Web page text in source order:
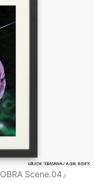
Scene.04』